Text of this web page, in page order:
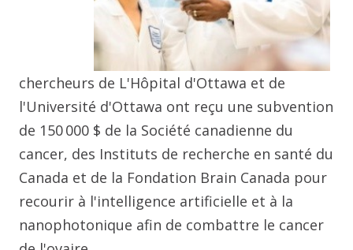
chercheurs de L'Hôpital d'Ottawa et de
l'Université d'Ottawa ont reçu une subvention
de 150 000 $ de la Société canadienne du
cancer, des Instituts de recherche en santé du
Canada et de la Fondation Brain Canada pour
recourir à l'intelligence artificielle et à la
nanophotonique afin de combattre le cancer